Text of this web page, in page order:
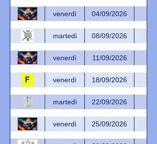
venerdì 04/09/2026
martedì 08/09/2026
venerdì 11/09/2026
venerdì 18/09/2026
martedì 22/09/2026
venerdì 25/09/2026